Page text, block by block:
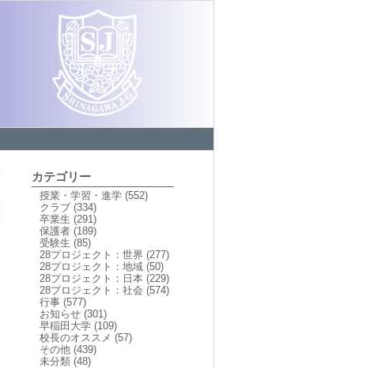
カテゴリー
授業・学習・進学 (552)
クラブ (334)
卒業生 (291)
保護者 (189)
受験生 (85)
28プロジェクト：世界 (277)
28プロジェクト：地域 (50)
28プロジェクト：日本 (229)
28プロジェクト：社会 (574)
行事 (577)
お知らせ (301)
早稲田大学 (109)
校長のオススメ (57)
その他 (439)
未分類 (48)